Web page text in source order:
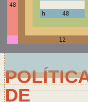
DE
h 48
48
12